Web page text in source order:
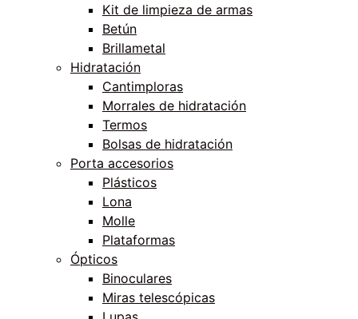
Kit de limpieza de armas
Betún
Brillametal
Hidratación
Cantimploras
Morrales de hidratación
Termos
Bolsas de hidratación
Porta accesorios
Plásticos
Lona
Molle
Plataformas
Ópticos
Binoculares
Miras telescópicas